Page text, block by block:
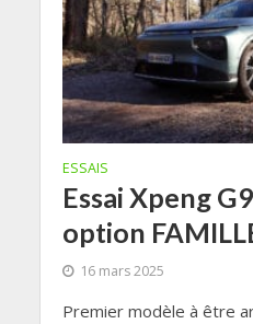
ESSAIS
Essai Xpeng
option
16 mars 2025
Premier modèle à être